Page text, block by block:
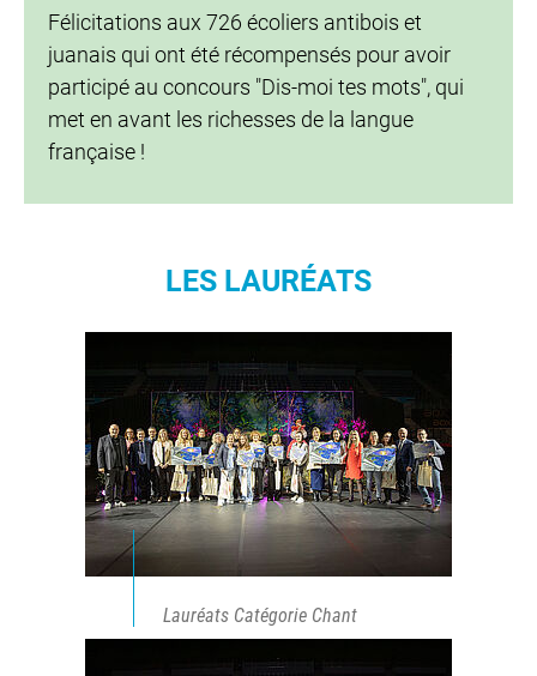
Félicitations aux 726 écoliers antibois et
juanais qui ont été récompensés pour avoir
participé au concours "Dis-moi tes mots", qui
met en avant les richesses de la langue
française !
LES LAURÉATS
Lauréats Catégorie Chant